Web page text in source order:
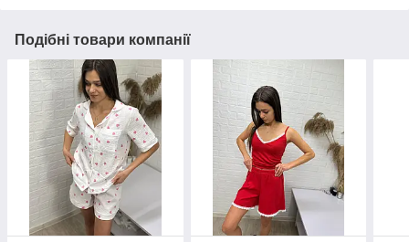
Подібні товари компанії